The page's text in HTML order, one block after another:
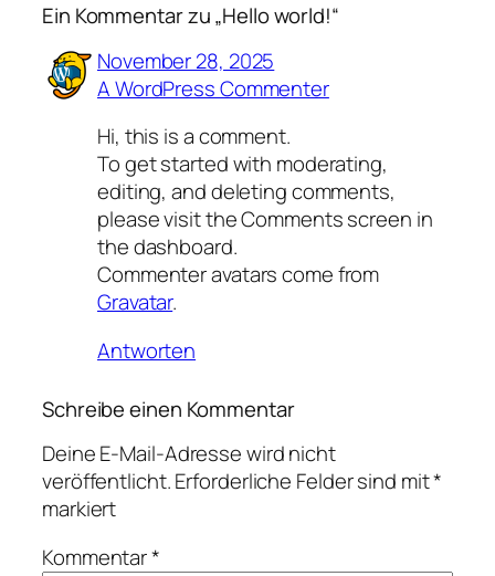
Ein Kommentar zu „Hello world!“
November 28, 2025
A WordPress Commenter
Hi, this is a comment.
To get started with moderating,
editing, and deleting comments,
please visit the Comments screen in
the dashboard.
Commenter avatars come from
Gravatar.
Antworten
Schreibe einen Kommentar
Deine E-Mail-Adresse wird nicht
veröffentlicht.Erforderliche Felder sind mit*
markiert
Kommentar*